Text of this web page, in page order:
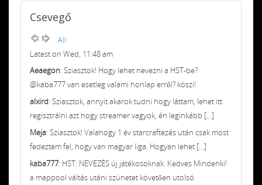
Csevegő
All
Latest on Wed, 11:48 am
Aeaegon: Sziasztok! Hogy lehet nevezni a HST-be?
@kaba777 van esetleg valami honlap erről? köszi!
alxird: Sziasztok, annyit akarok tudni hogy láttam, lehet itt
regisztrálni azt hogy streamer vagyok, én leginkább [...]
Meja: Sziasztok! Valahogy 1 év starcraftezés után csak most
fedeztem fel, hogy van magyar liga. Hogyan lehet [...]
kaba777: HST: NEVEZÉS új játékosoknak. Kedves Mindenki!
a mappool váltás utáni szünetet követően utolsó